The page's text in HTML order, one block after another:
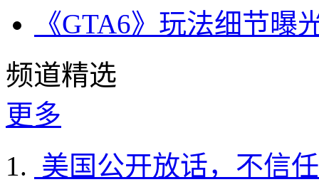
《GTA6》玩法细节
频道精选
更多
美国公开放话，不信